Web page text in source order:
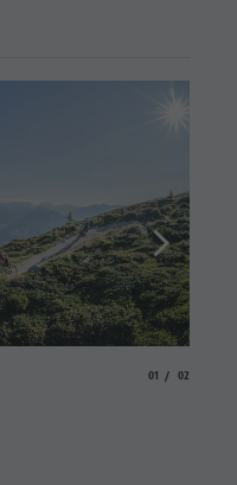
01 02